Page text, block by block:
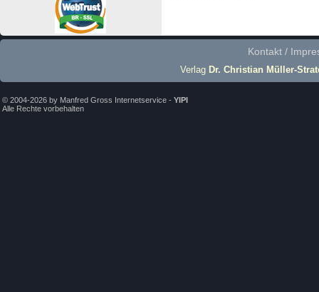
Kontakt /
Verlag Dr. Christian Müller-
© 2004-2026 by Manfred Gross Internetservice - YIPI
Alle Rechte vorbehalten